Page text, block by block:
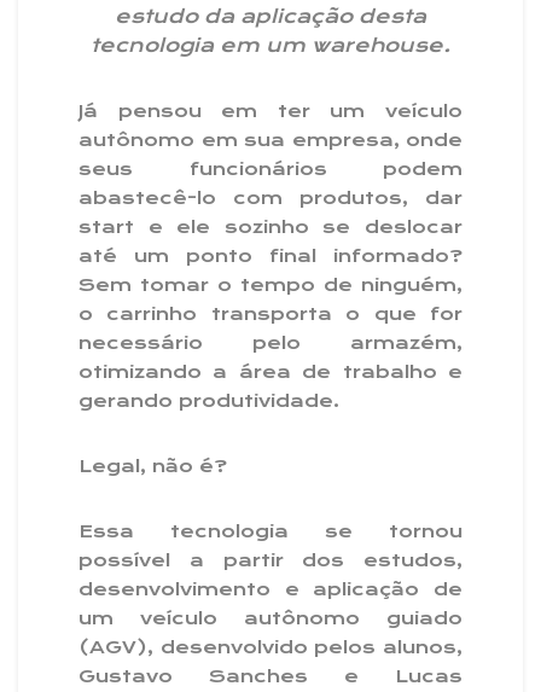
estudo da aplicação desta
tecnologia em um warehouse.
Já pensou em ter um veículo
autônomo em sua empresa, onde
seus funcionários podem
abastecê-lo com produtos, dar
start e ele sozinho se deslocar
até um ponto final informado?
Sem tomar o tempo de ninguém,
o carrinho transporta o que for
necessário pelo armazém,
otimizando a área de trabalho e
gerando produtividade.
Legal, não é?
Essa tecnologia se tornou
possível a partir dos estudos,
desenvolvimento e aplicação de
um veículo autônomo guiado
(AGV), desenvolvido pelos alunos,
Gustavo Sanches e Lucas